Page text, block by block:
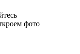
фото